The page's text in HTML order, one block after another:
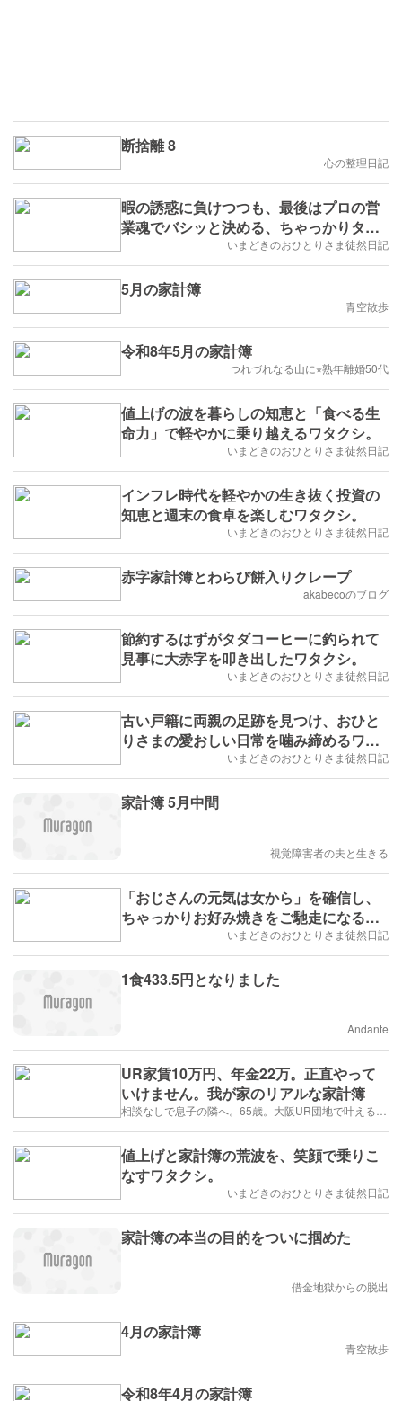
断捨離 8
心の整理日記
暇の誘惑に負けつつも、最後はプロの営
業魂でバシッと決める、ちゃっかりタフ
いまどきのおひとりさま徒然日記
5月の家計簿
青空散歩
令和8年5月の家計簿
つれづれなる山に⭐︎熟年離婚50代
値上げの波を暮らしの知恵と「食べる生
命力」で軽やかに乗り越えるワタクシ。
いまどきのおひとりさま徒然日記
インフレ時代を軽やかの生き抜く投資の
知恵と週末の食卓を楽しむワタクシ。
いまどきのおひとりさま徒然日記
赤字家計簿とわらび餅入りクレープ
akabecoのブログ
節約するはずがタダコーヒーに釣られて
見事に大赤字を叩き出したワタクシ。
いまどきのおひとりさま徒然日記
古い戸籍に両親の足跡を見つけ、おひと
りさまの愛おしい日常を噛み締めるワタ
いまどきのおひとりさま徒然日記
家計簿 5月中間
視覚障害者の夫と生きる
「おじさんの元気は女から」を確信し、
ちゃっかりお好み焼きをご馳走になるワ
いまどきのおひとりさま徒然日記
1食433.5円となりました
Andante
UR家賃10万円、年金22万。正直やって
いけません。我が家のリアルな家計簿
値上げと家計簿の荒波を、笑顔で乗りこ
なすワタクシ。
いまどきのおひとりさま徒然日記
家計簿の本当の目的をついに掴めた
借金地獄からの脱出
4月の家計簿
青空散歩
令和8年4月の家計簿